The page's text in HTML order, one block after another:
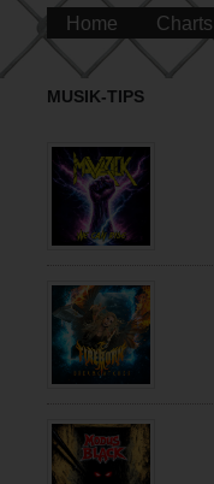
Home Charts
MUSIK-TIPS